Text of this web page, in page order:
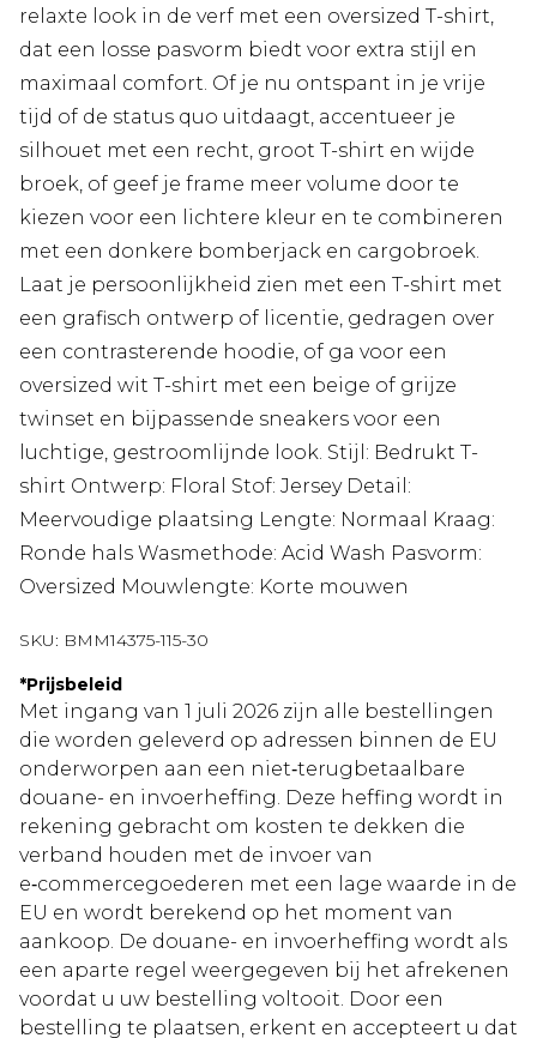
relaxte look in de verf met een oversized T-shirt,
dat een losse pasvorm biedt voor extra stijl en
maximaal comfort. Of je nu ontspant in je vrije
tijd of de status quo uitdaagt, accentueer je
silhouet met een recht, groot T-shirt en wijde
broek, of geef je frame meer volume door te
kiezen voor een lichtere kleur en te combineren
met een donkere bomberjack en cargobroek.
Laat je persoonlijkheid zien met een T-shirt met
een grafisch ontwerp of licentie, gedragen over
een contrasterende hoodie, of ga voor een
oversized wit T-shirt met een beige of grijze
twinset en bijpassende sneakers voor een
luchtige, gestroomlijnde look. Stijl: Bedrukt T-
shirt Ontwerp: Floral Stof: Jersey Detail:
Meervoudige plaatsing Lengte: Normaal Kraag:
Ronde hals Wasmethode: Acid Wash Pasvorm:
Oversized Mouwlengte: Korte mouwen
SKU: BMM14375-115-30
*Prijsbeleid
Met ingang van 1 juli 2026 zijn alle bestellingen
die worden geleverd op adressen binnen de EU
onderworpen aan een niet‑terugbetaalbare
douane- en invoerheffing. Deze heffing wordt in
rekening gebracht om kosten te dekken die
verband houden met de invoer van
e‑commercegoederen met een lage waarde in de
EU en wordt berekend op het moment van
aankoop. De douane- en invoerheffing wordt als
een aparte regel weergegeven bij het afrekenen
voordat u uw bestelling voltooit. Door een
bestelling te plaatsen, erkent en accepteert u dat